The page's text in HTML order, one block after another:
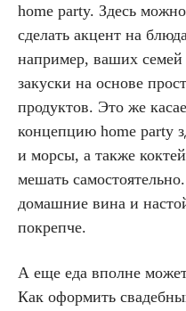
home party. Здесь
сделать акцент на
например, ваших семей
закуски на основе
продуктов. Это же
концепцию home party
и морсы, а также
мешать
домашние вина и
покрепче.
А еще еда вполне
Как оформить